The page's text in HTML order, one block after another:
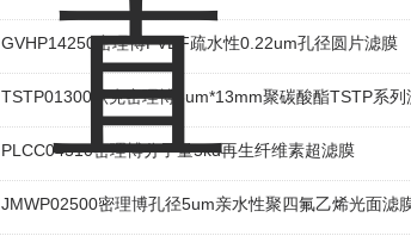
GVHP14250密理博PVDF疏水性0.22um孔径圆片滤膜
TSTP01300默克密理博3um*13mm聚碳酸酯TSTP系列
PLCC04310密理博分子量5kd再生纤维素超滤膜
JMWP02500密理博孔径5um亲水性聚四氟乙烯光面滤